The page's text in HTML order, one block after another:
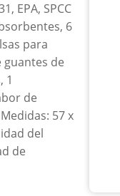
EPA, SPCC
6
para
de
1
de
57 x
del
de